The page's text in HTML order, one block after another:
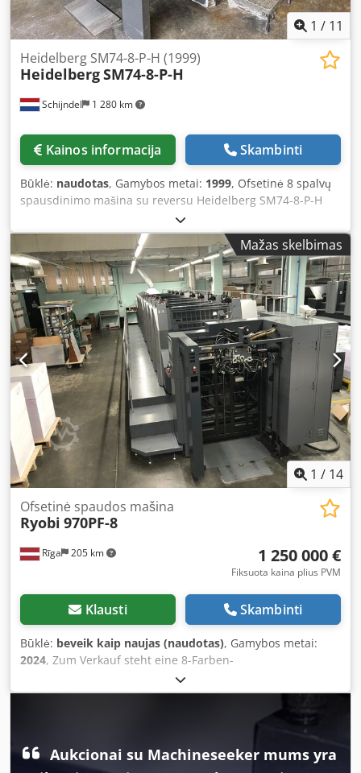
1 / 11
Schijndel 1 280 km
Heidelberg SM74-8-P-H (1999)
HeidelbergSM74-8-P-H
Kainos informacija Skambinti
Būklė: naudotas, Gamybos metai: 1999, Ofsetinė 8 spalvų
spausdinimo mašina su reversu Heidelberg SM74-8-P-H
Pagaminimo metai: 1999 Spaudinių skaičius (mln.): 247
Mašinos valdymas - CP 2000 Padavimas - Preset padavimo
stotis Csdszdcx Aepfx Altorf - Siurbimo juostų stalas -
Dvigubų lapų kontrolė - Plieninė plokštė padavime
Spausdinimo agregatai - Spausdinimo agregatų skaičius: 8
- Mašina su reversu: 8/0, 4/4 - AutoPlate - Alcolor
drėkinimo sistema - Automatinė dažų volelių plovimo
sistema - Automatinė guminio cilindro plovimo sistema -
Automatinė įspaudimo cilindro plovimo sistema -
Drėkinimo sistemos šaldymo ir cirkuliacijos sistema:
Technotrans Išmetimas - Standartinė išmetimo krovimo
sistema - Pudravimo įrenginys
Mažas skelbimas
1 / 14
Rīga 205 km
Ofsetinė spaudos mašina
Ryobi 970PF-8
1 250 000 €
Fiksuota kaina plius PVM
Klausti Skambinti
Būklė: beveik kaip naujas (naudotas), Gamybos metai:
2024, Zum Verkauf steht eine 8-Farben-
Offsetdruckmaschine RMGT 970PF-8, konfigurierbar in 8/0-
oder 4/4-Druck mit wendbarer Perfektionseinheit. Die
Maschine ist für den hochwertigen industriellen Druck
ausgelegt und mit einer Vielzahl automatisierter Systeme
ausgestattet, darunter Voreinstellsysteme,
Registerregelung, Reinigungssysteme sowie
Aukcionai su Machineseeker mums yra